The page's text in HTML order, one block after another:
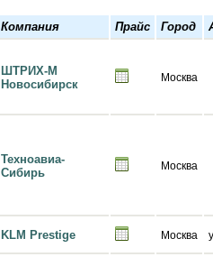
Компания Прайс Город
ШТРИХ-М
Новосибирск
Москва
Техноавиа-
Сибирь
Москва
KLM Prestige Москва